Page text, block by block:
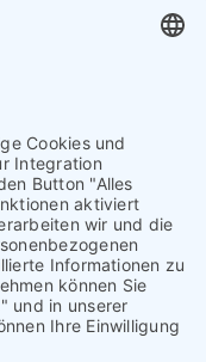
bei Unwohlsein